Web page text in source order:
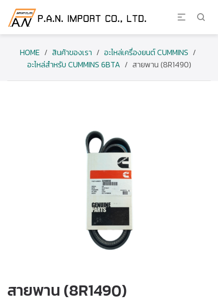
HOME / สินค้าของเรา / อะไหล่เครื่องยนต์ CUMMINS /
อะไหล่สำหรับ CUMMINS 6BTA / สายพาน (8R1490)
สายพาน (8R1490)